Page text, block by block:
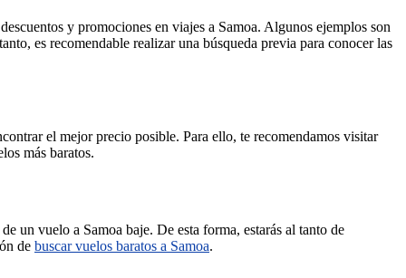
y promociones en viajes a Samoa. Algunos ejemplos son
es recomendable realizar una búsqueda previa para conocer las
el mejor precio posible. Para ello, te recomendamos visitar
más baratos.
un vuelo a Samoa baje. De esta forma, estarás al tanto de
de buscar vuelos baratos a Samoa.